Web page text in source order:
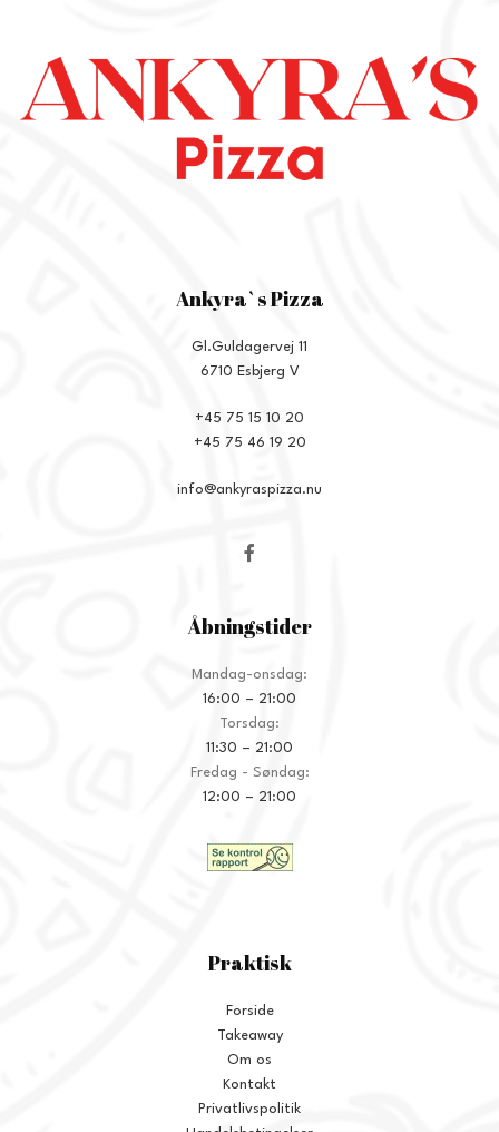
Ankyra`s Pizza
Gl.Guldagervej 11
6710 Esbjerg V
+45 75 15 10 20
+45 75 46 19 20
info@ankyraspizza.nu
Åbningstider
Mandag-onsdag:
16:00 – 21:00
Torsdag:
11:30 – 21:00
Fredag - Søndag:
12:00 – 21:00
Praktisk
Forside
Takeaway
Om os
Kontakt
Privatlivspolitik